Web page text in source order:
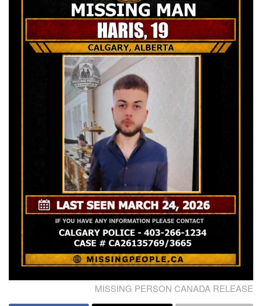
MISSING PERSON CANADA RELEASE